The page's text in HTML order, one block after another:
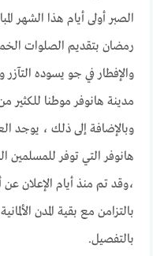
الصبر أولى أيام هذا الشهر
رمضان بتقديم الصلوات
والإفطار في جو يسوده التآزر
مدينة هانوفر موطنا للكثير
وبالإضافة إلى ذلك ، يوجد
هانوفر التي توفر للمسلمين
،وقد تم منذ أيام الإعلان عن
بالتزامن مع بقية المدن
بالتفصيل.